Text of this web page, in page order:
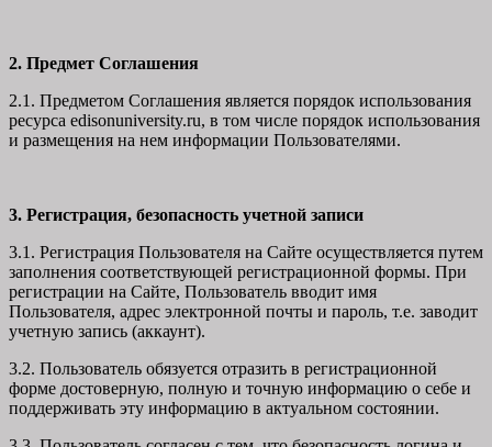
2. Предмет Соглашения
2.1. Предметом Соглашения является порядок использования
ресурса edisonuniversity.ru, в том числе порядок использования
и размещения на нем информации Пользователями.
3. Регистрация, безопасность учетной записи
3.1. Регистрация Пользователя на Сайте осуществляется путем
заполнения соответствующей регистрационной формы. При
регистрации на Сайте, Пользователь вводит имя
Пользователя, адрес электронной почты и пароль, т.е. заводит
учетную запись (аккаунт).
3.2. Пользователь обязуется отразить в регистрационной
форме достоверную, полную и точную информацию о себе и
поддерживать эту информацию в актуальном состоянии.